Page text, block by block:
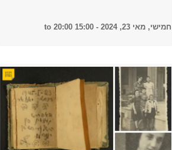
חמישי, מאי 23, 2024 - 15:00
to
20:00